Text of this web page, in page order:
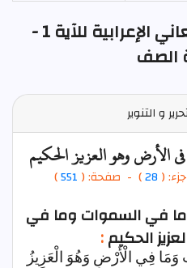
الصور البلاغية و المعاني الإعرابية للآية 1 -
الصف
و التنوير
الأرض وهو العزيز الحكيم
(
28) - صفحة: ( 551
)
في السموات وما في
الحكيم:
فِي الْأَرْضِ وَهُوَ الْعَزِيزُ